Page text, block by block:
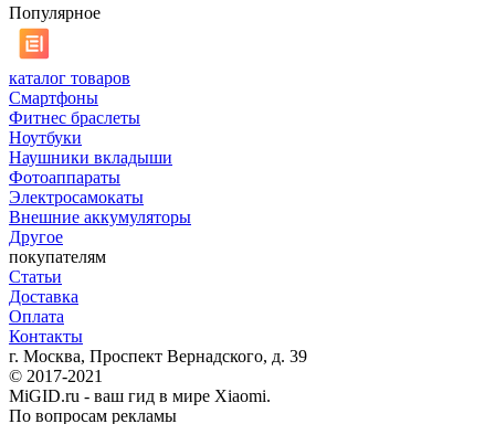
Популярное
каталог товаров
Смартфоны
Фитнес браслеты
Ноутбуки
Наушники вкладыши
Фотоаппараты
Электросамокаты
Внешние аккумуляторы
Другое
покупателям
Статьи
Доставка
Оплата
Контакты
г. Москва, Проспект Вернадского, д. 39
© 2017-2021
MiGID.ru - ваш гид в мире Xiaomi.
По вопросам рекламы